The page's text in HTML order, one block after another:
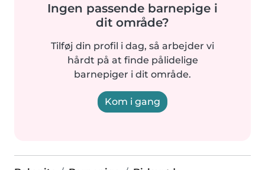
Ingen passende barnepige i
dit område?
Tilføj din profil i dag, så arbejder vi
hårdt på at finde pålidelige
barnepiger i dit område.
Kom i gang